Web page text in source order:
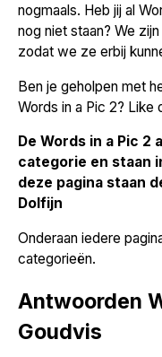
nogmaals. Heb jij al
nog niet staan? We
zodat we ze erbij
Ben je geholpen met
Words in a Pic 2? Like
De Words in a Pic
categorie en staan
deze pagina staan
Dolfijn
Onderaan iedere
categorieën.
Antwoorden
Goudvis